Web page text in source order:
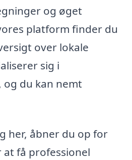
og øget
platform finder du
over lokale
sig i
du kan nemt
her, åbner du op for
få professionel